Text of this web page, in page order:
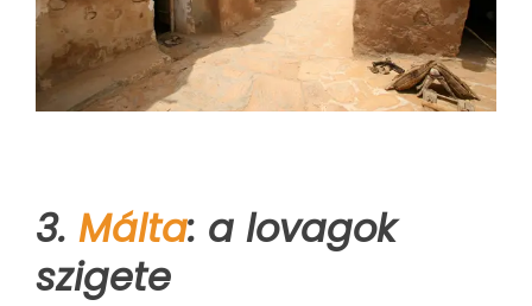
3. Málta: a lovagok
szigete